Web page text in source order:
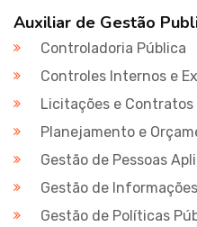
Auxiliar de Gestão
Controladoria Pública
Controles Internos e
Licitações e Contratos
Planejamento e
Gestão de Pessoas
Gestão de
Gestão de Políticas